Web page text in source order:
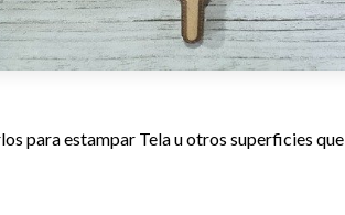
para estampar Tela u otros superficies que